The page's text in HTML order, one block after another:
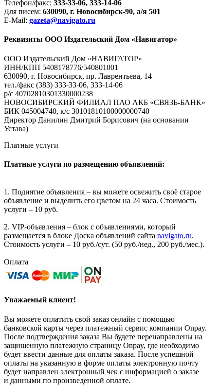
Телефон/факс: 333-33-06, 333-14-06
Для писем: 630090, г. Новосибирск-90, а/я 501
E-Mail: gazeta@navigato.ru
Реквизиты ООО Издательский Дом «Навигатор»
ООО Издательский Дом «НАВИГАТОР»
ИНН/КПП 5408178776/540801001
630090, г. Новосибирск, пр. Лаврентьева, 14
тел./факс (383) 333-33-06, 333-14-06
р/с 40702810301330000238
НОВОСИБИРСКИЙ ФИЛИАЛ ПАО АКБ «СВЯЗЬ-БАНК»
БИК 045004740, к/с 30101810100000000740
Директор Данилин Дмитрий Борисович (на основании
Устава)
Платные услуги
Платные услуги по размещению объявлений:
1. Поднятие объявления – вы можете освежить своё старое
объявление и выделить его цветом на 24 часа. Стоимость
услуги – 10 руб.
2. VIP-объявления – блок с объявлениями, который
размещается в блоке Доска объявлений сайта navigato.ru.
Стоимость услуги – 10 руб./сут. (50 руб./нед., 200 руб./мес.).
Оплата
Уважаемый клиент!
Вы можете оплатить свой заказ онлайн с помощью
банковской карты через платежный сервис компании Onpay.
После подтверждения заказа Вы будете перенаправлены на
защищенную платежную страницу Onpay, где необходимо
будет ввести данные для оплаты заказа. После успешной
оплаты на указанную в форме оплаты электронную почту
будет направлен электронный чек с информацией о заказе
и данными по произведенной оплате.